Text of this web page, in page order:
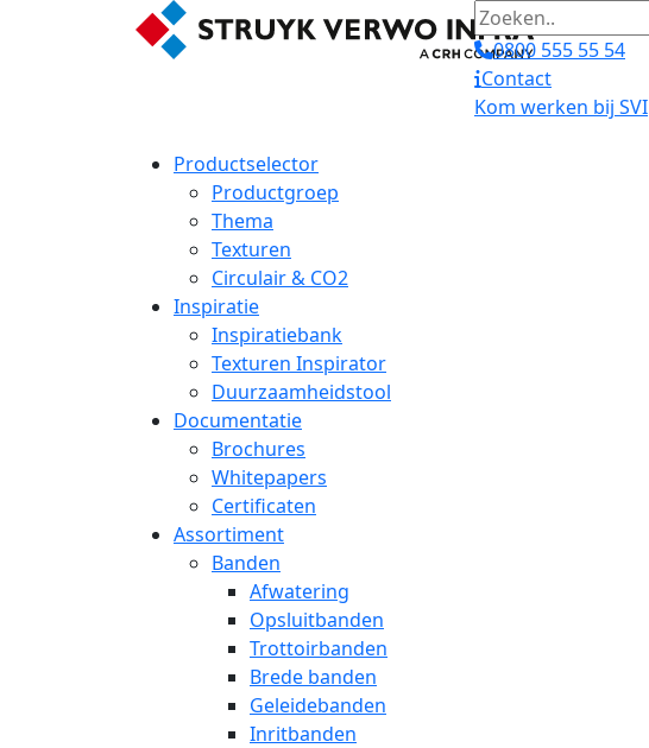
0800 555 55 54
Contact
Kom werken bij SVI
Productselector
Productgroep
Thema
Texturen
Circulair & CO2
Inspiratie
Inspiratiebank
Texturen Inspirator
Duurzaamheidstool
Documentatie
Brochures
Whitepapers
Certificaten
Assortiment
Banden
Afwatering
Opsluitbanden
Trottoirbanden
Brede banden
Geleidebanden
Inritbanden